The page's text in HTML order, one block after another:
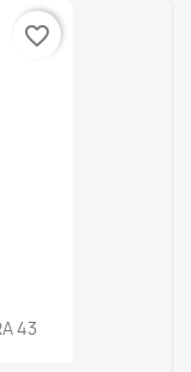
43
favorite_border